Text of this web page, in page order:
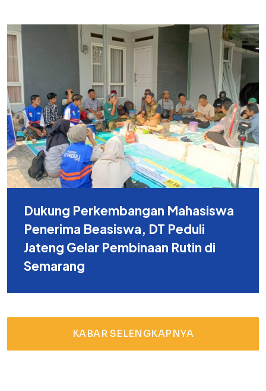
Dukung Perkembangan Mahasiswa
Penerima Beasiswa, DT Peduli
Jateng Gelar Pembinaan Rutin di
Semarang
KABAR SELENGKAPNYA